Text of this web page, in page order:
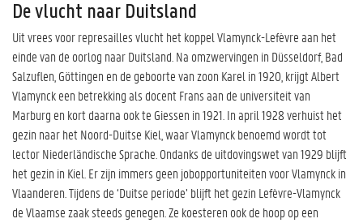
De vlucht naar Duitsland
Uit vrees voor represailles vlucht het koppel Vlamynck-Lefèvre aan het
einde van de oorlog naar Duitsland. Na omzwervingen in Düsseldorf, Bad
Salzuflen, Göttingen en de geboorte van zoon Karel in 1920, krijgt Albert
Vlamynck een betrekking als docent Frans aan de universiteit van
Marburg en kort daarna ook te Giessen in 1921. In april 1928 verhuist het
gezin naar het Noord-Duitse Kiel, waar Vlamynck benoemd wordt tot
lector Niederländische Sprache. Ondanks de uitdovingswet van 1929 blijft
het gezin in Kiel. Er zijn immers geen jobopportuniteiten voor Vlamynck in
Vlaanderen. Tijdens de ‘Duitse periode’ blijft het gezin Lefèvre-Vlamynck
de Vlaamse zaak steeds genegen. Ze koesteren ook de hoop op een